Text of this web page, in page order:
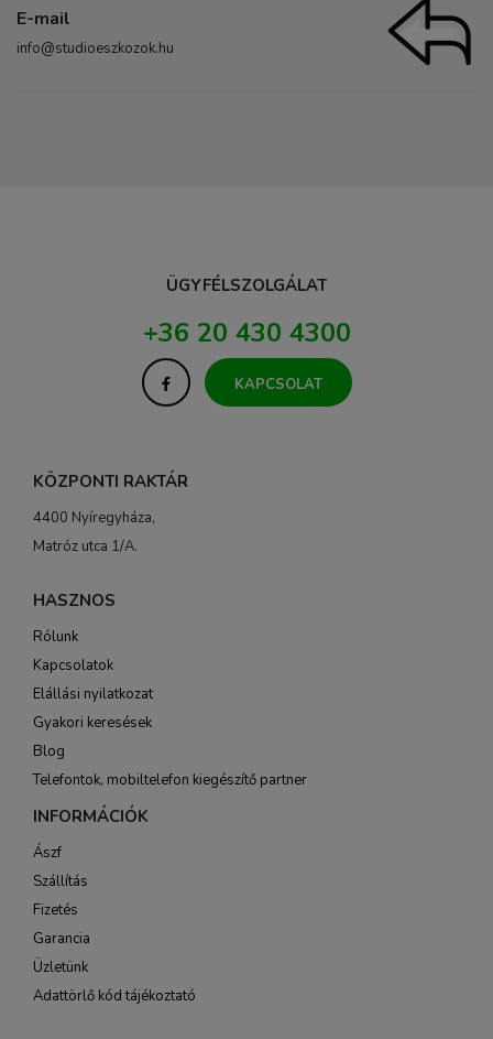
E-mail
info@studioeszkozok.hu
ÜGYFÉLSZOLGÁLAT
+36 20 430 4300
KAPCSOLAT
KÖZPONTI RAKTÁR
4400 Nyíregyháza,
Matróz utca 1/A.
HASZNOS
Rólunk
Kapcsolatok
Elállási nyilatkozat
Gyakori keresések
Blog
Telefontok, mobiltelefon kiegészítő partner
INFORMÁCIÓK
Ászf
Szállítás
Fizetés
Garancia
Üzletünk
Adattörlő kód tájékoztató